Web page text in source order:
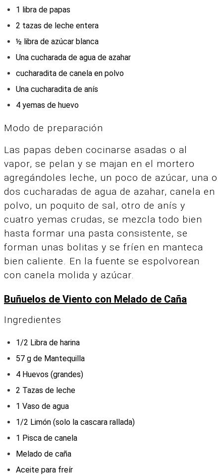
1 libra de papas
2 tazas de leche entera
½ libra de azúcar blanca
Una cucharada de agua de azahar
cucharadita de canela en polvo
Una cucharadita de anís
4 yemas de huevo
Modo de preparación
Las papas deben cocinarse asadas o al
vapor, se pelan y se majan en el mortero
agregándoles leche, un poco de azúcar, una o
dos cucharadas de agua de azahar, canela en
polvo, un poquito de sal, otro de anís y
cuatro yemas crudas, se mezcla todo bien
hasta formar una pasta consistente, se
forman unas bolitas y se fríen en manteca
bien caliente. En la fuente se espolvorean
con canela molida y azúcar.
Buñuelos de Viento con Melado de Caña
Ingredientes
1/2 Libra de harina
57 g de Mantequilla
4 Huevos (grandes)
2 Tazas de leche
1 Vaso de agua
1/2 Limón (solo la cascara rallada)
1 Pisca de canela
Melado de caña
Aceite para freír